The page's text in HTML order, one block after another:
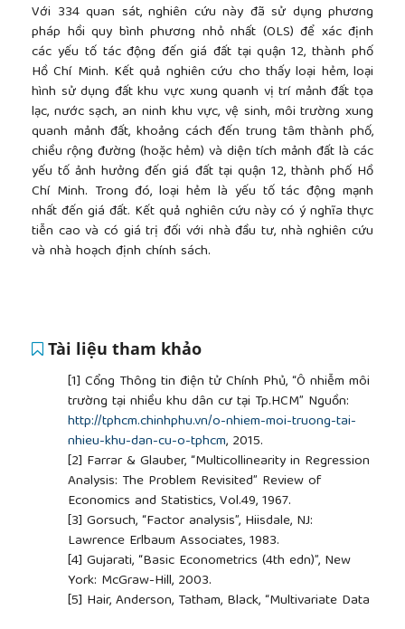
Với 334 quan sát, nghiên cứu này đã sử dụng phương
pháp hồi quy bình phương nhỏ nhất (OLS) để xác định
các yếu tố tác động đến giá đất tại quận 12, thành phố
Hồ Chí Minh. Kết quả nghiên cứu cho thấy loại hẻm, loại
hình sử dụng đất khu vực xung quanh vị trí mảnh đất tọa
lạc, nước sạch, an ninh khu vực, vệ sinh, môi trường xung
quanh mảnh đất, khoảng cách đến trung tâm thành phố,
chiều rộng đường (hoặc hẻm) và diện tích mảnh đất là các
yếu tố ảnh hưởng đến giá đất tại quận 12, thành phố Hồ
Chí Minh. Trong đó, loại hẻm là yếu tố tác động mạnh
nhất đến giá đất. Kết quả nghiên cứu này có ý nghĩa thực
tiễn cao và có giá trị đối với nhà đầu tư, nhà nghiên cứu
và nhà hoạch định chính sách.
Tài liệu tham khảo
[1] Cổng Thông tin điện tử Chính Phủ, “Ô nhiễm môi
trường tại nhiều khu dân cư tại Tp.HCM” Nguồn:
http://tphcm.chinhphu.vn/o-nhiem-moi-truong-tai-
nhieu-khu-dan-cu-o-tphcm, 2015.
[2] Farrar & Glauber, “Multicollinearity in Regression
Analysis: The Problem Revisited” Review of
Economics and Statistics, Vol.49, 1967.
[3] Gorsuch, “Factor analysis”, Hiisdale, NJ:
Lawrence Erlbaum Associates, 1983.
[4] Gujarati, “Basic Econometrics (4th edn)”, New
York: McGraw-Hill, 2003.
[5] Hair, Anderson, Tatham, Black, “Multivariate Data